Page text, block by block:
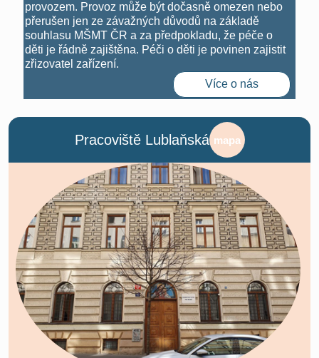
provozem. Provoz může být dočasně omezen nebo
přerušen jen ze závažných důvodů na základě
souhlasu MŠMT ČR a za předpokladu, že péče o
děti je řádně zajištěna. Péči o děti je povinen zajistit
zřizovatel zařízení.
Více o nás
Pracoviště Lublaňská mapa